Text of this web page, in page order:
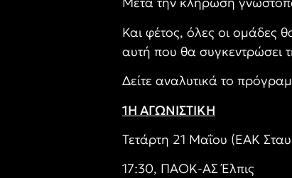
Και φέτος, όλες οι ομάδες
αυτή που θα συγκεντρώσει
Δείτε αναλυτικά το
1Η ΑΓΩΝΙΣΤΙΚΗ
Τετάρτη 21 Μαΐου (ΕΑΚ
17:30, ΠΑΟΚ-ΑΣ Έλπις